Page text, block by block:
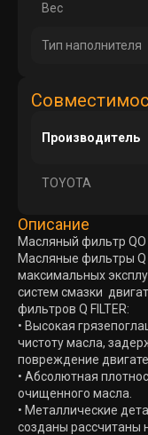
Вес
Тип наполнителя
Производитель
TOYOTA
Описание
Масляный фильтр QO
Масляные фильтры
максимальных
систем смазки
фильтров Q FILTER:
• Высокая
чистоту масла,
повреждение
• Абсолютная
очищенного масла.
• Металлические
созданы рассчитаны